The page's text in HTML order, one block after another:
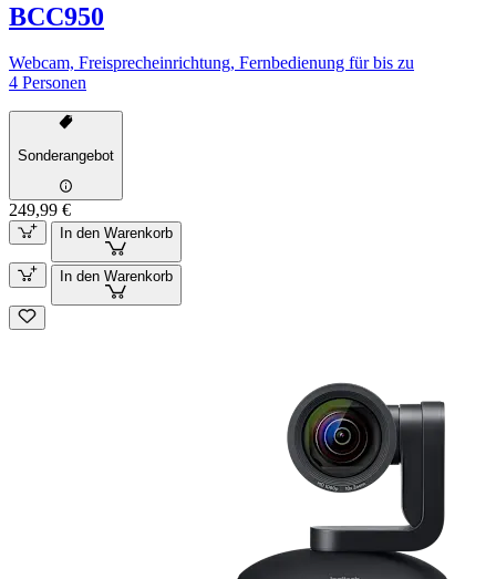
BCC950
Webcam, Freisprecheinrichtung, Fernbedienung für bis zu
4 Personen
Sonderangebot
249,99 €
In den Warenkorb
In den Warenkorb